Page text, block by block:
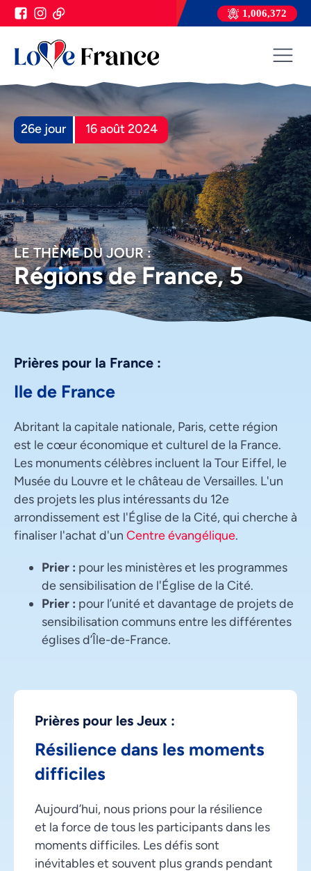
1,006,372
26e jour 16 août 2024
LE THÈME DU JOUR :
Régions de France, 5
Prières pour la France :
Ile de France
Abritant la capitale nationale, Paris, cette région
est le cœur économique et culturel de la France.
Les monuments célèbres incluent la Tour Eiffel, le
Musée du Louvre et le château de Versailles. L'un
des projets les plus intéressants du 12e
arrondissement est l'Église de la Cité, qui cherche à
finaliser l'achat d'un Centre évangélique.
Prier : pour les ministères et les programmes
de sensibilisation de l'Église de la Cité.
Prier : pour l’unité et davantage de projets de
sensibilisation communs entre les différentes
églises d’Île-de-France.
Prières pour les Jeux :
Résilience dans les moments
difficiles
Aujourd’hui, nous prions pour la résilience
et la force de tous les participants dans les
moments difficiles. Les défis sont
inévitables et souvent plus grands pendant